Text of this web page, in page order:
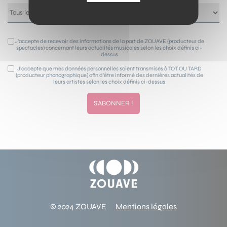
J’accepte de recevoir des informations de la part de ZOUAVE (producteur de
spectacles) concernant leurs actualités musicales selon les choix définis ci-
dessus
J’accepte que mes données personnelles soient transmises à TOT OU TARD
(producteur phonographique) afin d’être informé des dernières actualités de
leurs artistes selon les choix définis ci-dessus
© 2024 ZOUAVE Mentions légales